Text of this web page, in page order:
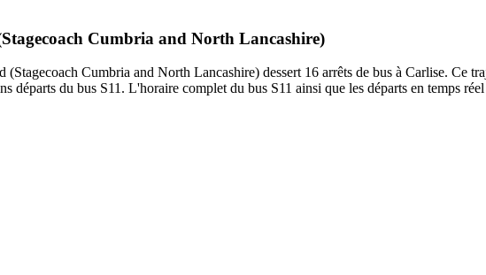
Cumbria and North Lancashire)
Cumbria and North Lancashire) dessert 16 arrêts de bus à Carlise. Ce
départs du bus S11. L'horaire complet du bus S11 ainsi que les départs en temps